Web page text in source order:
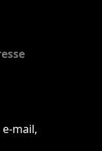
mail,